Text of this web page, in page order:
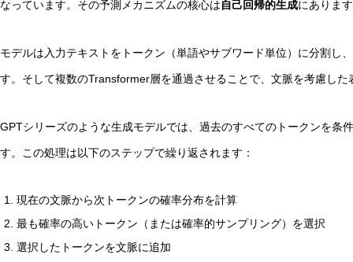
なっています。その予測メカニズムの核心は自己回帰的生成にありま
モデルは入力テキストをトークン（単語やサブワード単位）に分割し
す。そして複数のTransformer層を通過させることで、文脈を考慮した
GPTシリーズのような生成モデルでは、過去のすべてのトークンを条
す。この処理は以下のステップで繰り返されます：
現在の文脈から次トークンの確率分布を計算
最も確率の高いトークン（または確率的サンプリング）を選択
選択したトークンを文脈に追加